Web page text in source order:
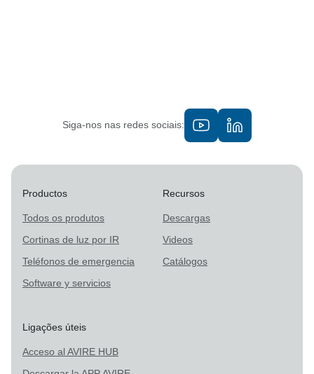
Siga-nos nas redes sociais:
Productos
Todos os produtos
Cortinas de luz por IR
Teléfonos de emergencia
Software y servicios
Recursos
Descargas
Videos
Catálogos
Ligações úteis
Acceso al AVIRE HUB